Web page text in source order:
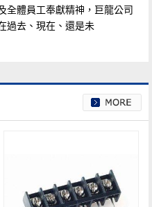
全體員工奉獻精神，巨龍公司
過去、現在、還是未